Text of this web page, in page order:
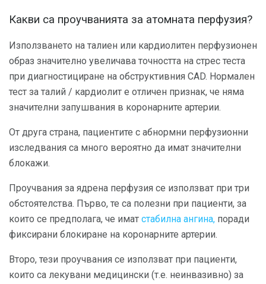
Какви са проучванията за атомната перфузия?
Използването на талиен или кардиолитен перфузионен
образ значително увеличава точността на стрес теста
при диагностициране на обструктивния CAD. Нормален
тест за талий / кардиолит е отличен признак, че няма
значителни запушвания в коронарните артерии.
От друга страна, пациентите с абнормни перфузионни
изследвания са много вероятно да имат значителни
блокажи.
Проучвания за ядрена перфузия се използват при три
обстоятелства. Първо, те са полезни при пациенти, за
които се предполага, че имат стабилна ангина, поради
фиксирани блокиране на коронарните артерии.
Второ, тези проучвания се използват при пациенти,
които са лекувани медицински (т.е. неинвазивно) за